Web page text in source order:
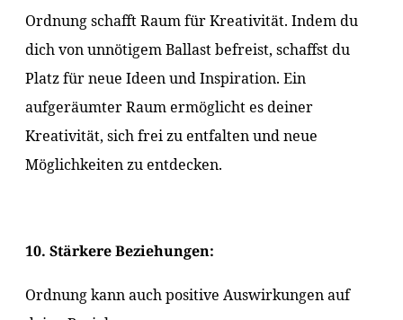
Ordnung schafft Raum für Kreativität. Indem du
dich von unnötigem Ballast befreist, schaffst du
Platz für neue Ideen und Inspiration. Ein
aufgeräumter Raum ermöglicht es deiner
Kreativität, sich frei zu entfalten und neue
Möglichkeiten zu entdecken.
10. Stärkere Beziehungen:
Ordnung kann auch positive Auswirkungen auf